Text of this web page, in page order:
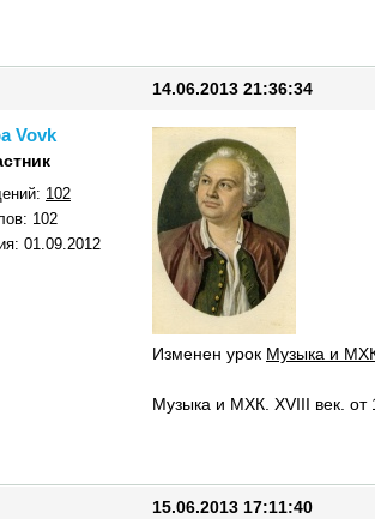
Vovk
102
102
01.09.2012
14.06.2013 21:36:34
Изменен урок Музыка и
Музыка и МХК. XVIII век. от
15.06.2013 17:11:40